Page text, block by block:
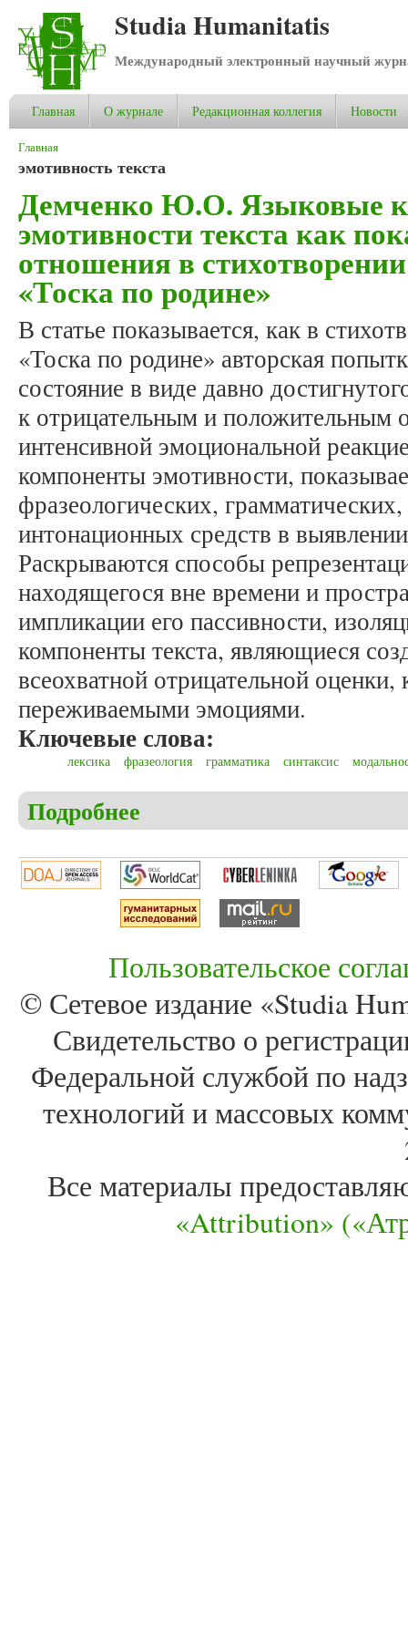
Studia Humanitatis
Международный электронный научный
Главная О журнале Редакционная коллегия Новости
Вы здесь
Главная
эмотивность текста
Демченко Ю.О. Языковые
эмотивности текста как
отношения в
«Тоска по родине»
В статье показывается, как в
«Тоска по родине» авторская
состояние в виде давно
к отрицательным и положительным
интенсивной эмоциональной
компоненты эмотивности,
фразеологических,
интонационных средств в
Раскрываются способы
находящегося вне времени и
импликации его пассивности,
компоненты текста, являющиеся
всеохватной отрицательной оценки,
переживаемыми эмоциями.
Ключевые слова:
лексика фразеология грамматика синтаксис
Подробнее
Пользовательское
© Сетевое издание «Studia
Свидетельство о
Федеральной службой по
технологий и массовых
Все материалы
«Attribution»